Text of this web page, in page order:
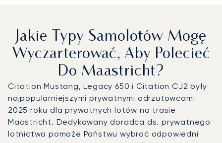
Jakie Typy Samolotów Mogę
Wyczarterować, Aby Polecieć
Do Maastricht?
Citation Mustang, Legacy 650 i Citation CJ2 były
najpopularniejszymi prywatnymi odrzutowcami
2025 roku dla prywatnych lotów na trasie
Maastricht. Dedykowany doradca ds. prywatnego
lotnictwa pomoże Państwu wybrać odpowiedni